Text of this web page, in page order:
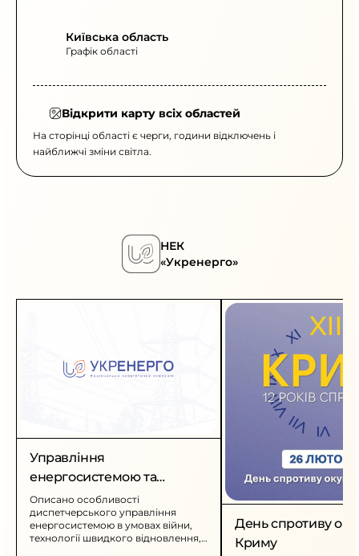
Київська область
Графік області
Відкрити карту всіх областей
На сторінці області є черги, години відключень і
найближчі зміни світла.
НЕК
«Укренерго»
Управління
енергосистемою та
міжнародна підтримка в
умовах війни
Описано особливості
диспетчерського управління
енергосистемою в умовах війни,
технології швидкого відновлення,
День спротиву
Криму